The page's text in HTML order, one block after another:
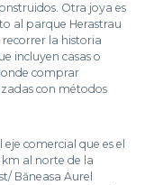
Otra joya es
al parque Herastrau
la historia
incluyen casas o
comprar
con métodos
comercial que es el
al norte de la
Băneasa Aurel